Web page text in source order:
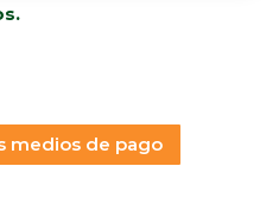
medios de pago